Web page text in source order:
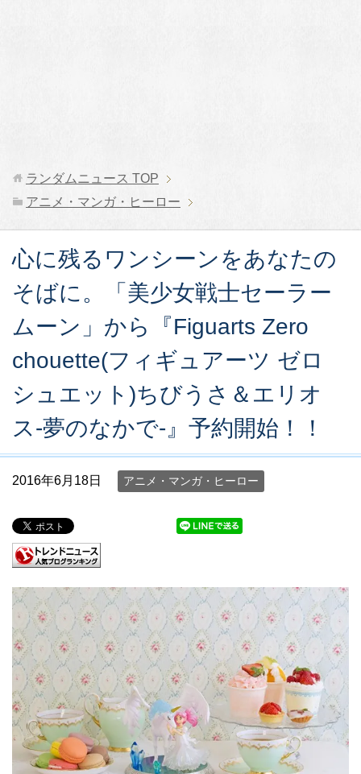
ランダムニュース TOP
アニメ・マンガ・ヒーロー
心に残るワンシーンをあなたの
そばに。「美少女戦士セーラー
ムーン」から『Figuarts Zero
chouette(フィギュアーツ ゼロ
シュエット)ちびうさ＆エリオ
ス-夢のなかで-』予約開始！！
2016年6月18日 アニメ・マンガ・ヒーロー